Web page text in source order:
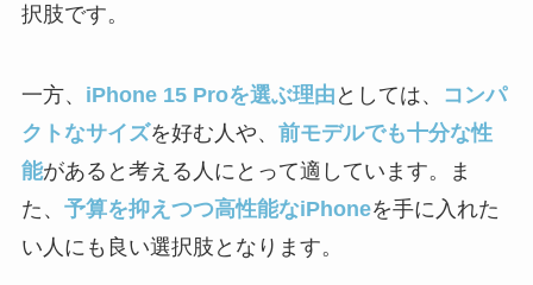
択肢です。
一方、 iPhone 15 Proを選ぶ理由 としては、
コンパ
クトなサイズを好む人や、 前モデルでも十分な性
能があると考える人にとって適しています。ま
た、 予算を抑えつつ高性能なiPhoneを手に入れた
い人にも良い選択肢となります。